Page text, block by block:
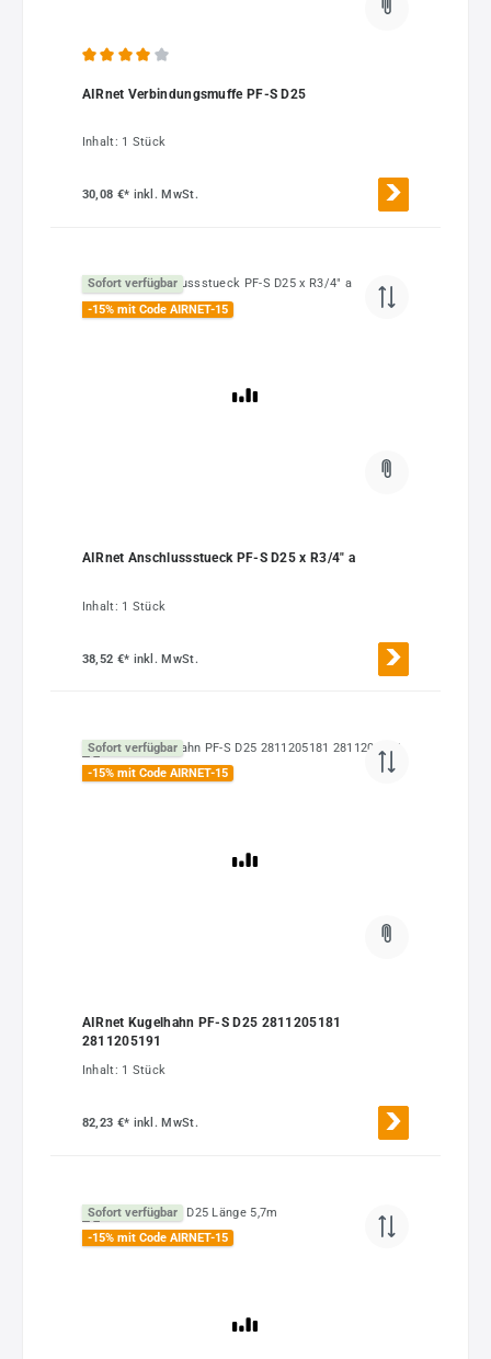
AIRnet Verbindungsmuffe PF-S D25
Inhalt: 1 Stück
30,08 €* inkl. MwSt.
Sofort verfügbar
-15% mit Code AIRNET-15
AIRnet Anschlussstueck PF-S D25 x R3/4" a
Inhalt: 1 Stück
38,52 €* inkl. MwSt.
Sofort verfügbar
-15% mit Code AIRNET-15
AIRnet Kugelhahn PF-S D25 2811205181
2811205191
Inhalt: 1 Stück
82,23 €* inkl. MwSt.
Sofort verfügbar
-15% mit Code AIRNET-15